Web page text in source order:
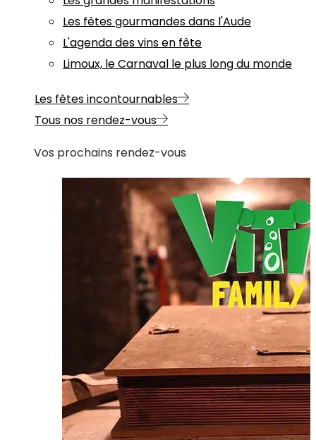
Les fêtes gourmandes dans l'Aude
L'agenda des vins en fête
Limoux, le Carnaval le plus long du monde
Les fêtes incontournables
Tous nos rendez-vous
Vos prochains rendez-vous